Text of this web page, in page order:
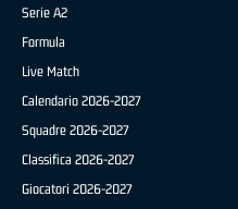
Serie A2
Formula
Live Match
Calendario 2026-2027
Squadre 2026-2027
Classifica 2026-2027
Giocatori 2026-2027